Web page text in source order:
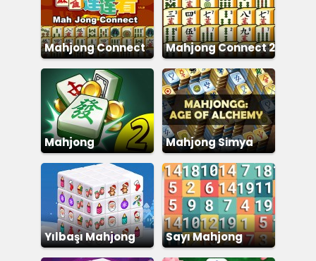
Mahjong Connect Mahjong Connect 2
Mahjong
Eşleştirme 2
Mahjong Simya
Yılbaşı Mahjong Sayı Mahjong